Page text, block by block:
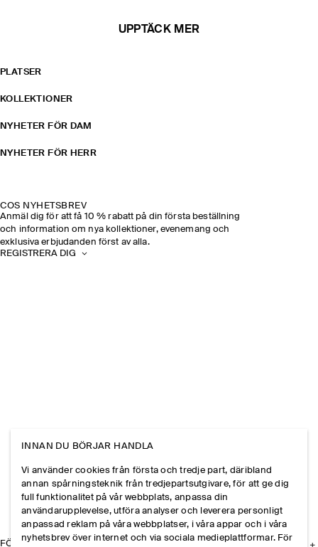
UPPTÄCK MER
PLATSER
KOLLEKTIONER
NYHETER FÖR DAM
NYHETER FÖR HERR
COS NYHETSBREV
Anmäl dig för att få 10 % rabatt på din första beställning
och information om nya kollektioner, evenemang och
exklusiva erbjudanden först av alla.
REGISTRERA DIG
FÖRETAGET
INNAN DU BÖRJAR HANDLA
Vi använder cookies från första och tredje part, däribland
annan spårningsteknik från tredjepartsutgivare, för att ge dig
full funktionalitet på vår webbplats, anpassa din
användarupplevelse, utföra analyser och leverera personligt
anpassad reklam på våra webbplatser, i våra appar och i våra
nyhetsbrev över internet och via sociala medieplattformar. För